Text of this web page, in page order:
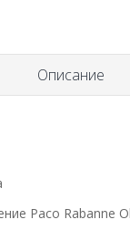
Описание
Paco Rabanne